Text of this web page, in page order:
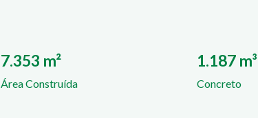
7.353 m²
Área Construída
1.187 m³
Concreto